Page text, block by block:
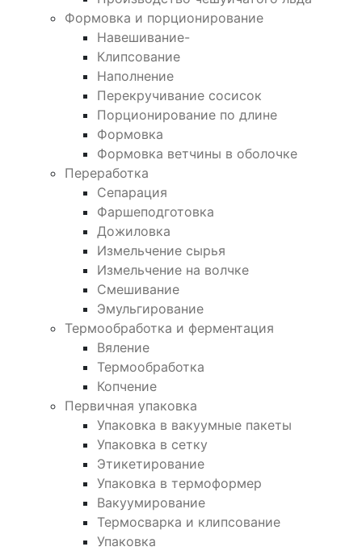
Формовка и порционирование
Навешивание-
Клипсование
Наполнение
Перекручивание сосисок
Порционирование по длине
Формовка
Формовка ветчины в оболочке
Переработка
Сепарация
Фаршеподготовка
Дожиловка
Измельчение сырья
Измельчение на волчке
Смешивание
Эмульгирование
Термообработка и ферментация
Вяление
Термообработка
Копчение
Первичная упаковка
Упаковка в вакуумные пакеты
Упаковка в сетку
Этикетирование
Упаковка в термоформер
Вакуумирование
Термосварка и клипсование
Упаковка